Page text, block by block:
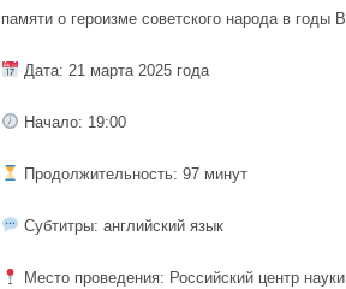
памяти о героизме советского народа в годы
Дата: 21 марта 2025 года
Начало: 19:00
Продолжительность: 97 минут
Субтитры: английский язык
Место проведения: Российский центр